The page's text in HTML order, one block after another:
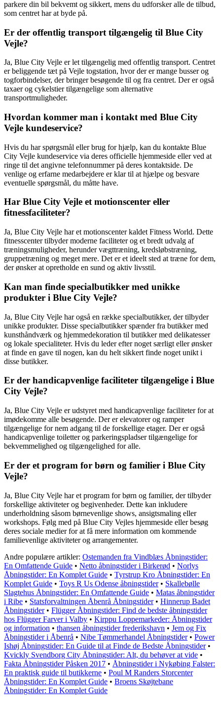
parkere din bil bekvemt og sikkert, mens du udforsker alle de tilbud,
som centret har at byde på.
Er der offentlig transport tilgængelig til Blue City
Vejle?
Ja, Blue City Vejle er let tilgængelig med offentlig transport. Centret
er beliggende tæt på Vejle togstation, hvor der er mange busser og
togforbindelser, der bringer besøgende til og fra centret. Der er også
taxaer og cykelstier tilgængelige som alternative
transportmuligheder.
Hvordan kommer man i kontakt med Blue City
Vejle kundeservice?
Hvis du har spørgsmål eller brug for hjælp, kan du kontakte Blue
City Vejle kundeservice via deres officielle hjemmeside eller ved at
ringe til det angivne telefonnummer på deres kontaktside. De
venlige og erfarne medarbejdere er klar til at hjælpe og besvare
eventuelle spørgsmål, du måtte have.
Har Blue City Vejle et motionscenter eller
fitnessfaciliteter?
Ja, Blue City Vejle har et motionscenter kaldet Fitness World. Dette
fitnesscenter tilbyder moderne faciliteter og et bredt udvalg af
træningsmuligheder, herunder vægttræning, kredsløbstræning,
gruppetræning og meget mere. Det er et ideelt sted at træne for dem,
der ønsker at opretholde en sund og aktiv livsstil.
Kan man finde specialbutikker med unikke
produkter i Blue City Vejle?
Ja, Blue City Vejle har også en række specialbutikker, der tilbyder
unikke produkter. Disse specialbutikker spænder fra butikker med
kunsthåndværk og hjemmedekoration til butikker med delikatesser
og lokale specialiteter. Hvis du leder efter noget særligt eller ønsker
at finde en gave til nogen, kan du helt sikkert finde noget unikt i
disse butikker.
Er der handicapvenlige faciliteter tilgængelige i Blue
City Vejle?
Ja, Blue City Vejle er udstyret med handicapvenlige faciliteter for at
imødekomme alle besøgende. Der er elevatorer og ramper
tilgængelige for nem adgang til de forskellige etager. Der er også
handicapvenlige toiletter og parkeringspladser tilgængelige for
bekvemmelighed og tilgængelighed for alle.
Er der et program for børn og familier i Blue City
Vejle?
Ja, Blue City Vejle har et program for børn og familier, der tilbyder
forskellige aktiviteter og begivenheder. Dette kan inkludere
underholdning såsom børnevenlige shows, ansigtsmaling eller
workshops. Følg med på Blue City Vejles hjemmeside eller besøg
deres sociale medier for at få mere information om kommende
familievenlige aktiviteter og arrangementer.
Andre populære artikler: Ostemanden fra Vindblæs Åbningstider:
En Omfattende Guide • Netto åbningstider i Birkerød • Norlys
Åbningstider: En Komplet Guide • Tyrstrup Kro Åbningstider: En
Komplet Guide • Toys R Us Odense åbningstider• Skallebølle
Slagtehus Åbningstider: En Omfattende Guide • Matas åbningstider
i Ribe • Statsforvaltningen Åbenrå Åbningstider• Hinnerup Badet
Åbningstider• Flügger Åbningstider: Find de bedste åbningstider
hos Flügger Farver i Valby • Kirppu Loppemarkeder: Åbningstider
og information • thansen åbningstider frederikshavn • Jem og Fix
Åbningstider i Åbenrå • Nibe Tømmerhandel Åbningstider• Power
Ishøj Åbningstider: En Guide til at Finde de Bedste Åbningstider•
Kvickly Svendborg City Åbningstider: Alt, du behøver at vide •
Fakta Åbningstider Påsken 2017 • Åbningstider i Nykøbing Falster:
En praktisk guide til butikkerne • Poul M Randers Storcenter
Åbningstider: En Komplet Guide • Broens Skøjtebane
Åbningstider: En Komplet Guide